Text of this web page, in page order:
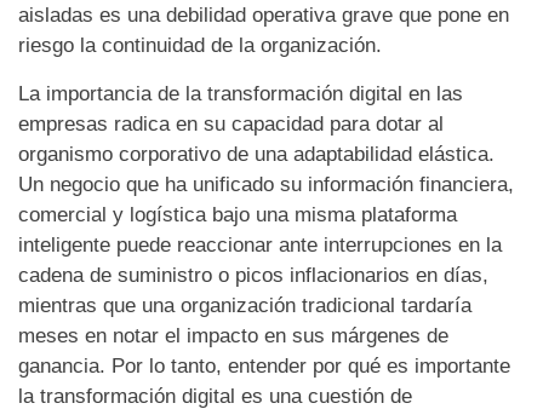
aisladas es una debilidad operativa grave que pone en
riesgo la continuidad de la organización.
La importancia de la transformación digital en las
empresas radica en su capacidad para dotar al
organismo corporativo de una adaptabilidad elástica.
Un negocio que ha unificado su información financiera,
comercial y logística bajo una misma plataforma
inteligente puede reaccionar ante interrupciones en la
cadena de suministro o picos inflacionarios en días,
mientras que una organización tradicional tardaría
meses en notar el impacto en sus márgenes de
ganancia. Por lo tanto, entender por qué es importante
la transformación digital es una cuestión de